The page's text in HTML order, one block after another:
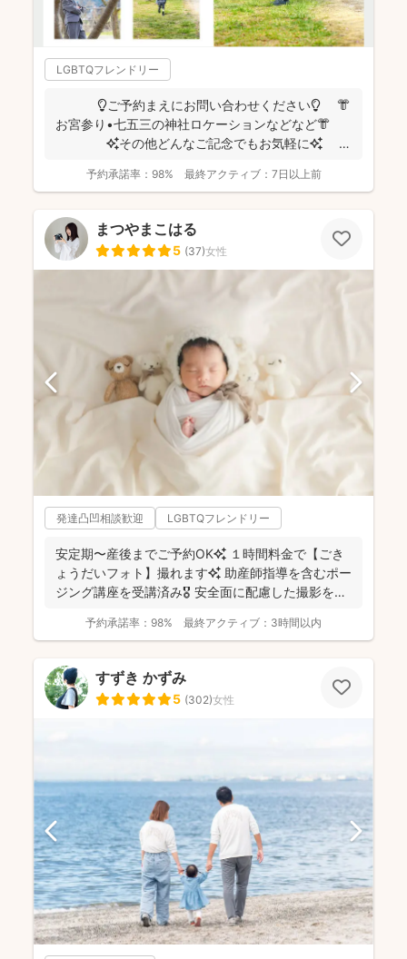
LGBTQフレンドリー
💡ご予約まえにお問い合わせください💡 👘
お宮参り•七五三の神社ロケーションなどなど👘
✨その他どんなご記念でもお気軽に✨
予約承諾率： 98% 最終アクティブ： 7日以上前
まつやまこはる
5 (37)女性
発達凸凹相談歓迎 LGBTQフレンドリー
安定期〜産後までご予約OK✨ １時間料金で【ごき
ょうだいフォト】撮れます✨ 助産師指導を含むポー
ジング講座を受講済み🎖️ 安全面に配慮した撮影を行
予約承諾率： 98% 最終アクティブ： 3時間以内
すずき かずみ
5 (302)女性